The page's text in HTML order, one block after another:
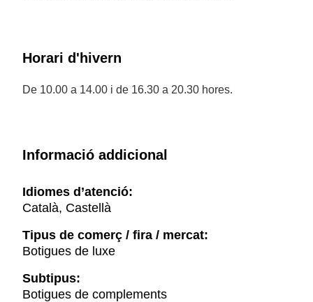
Horari d'hivern
De 10.00 a 14.00 i de 16.30 a 20.30 hores.
Informació addicional
Idiomes d’atenció:
Català, Castellà
Tipus de comerç / fira / mercat:
Botigues de luxe
Subtipus:
Botigues de complements